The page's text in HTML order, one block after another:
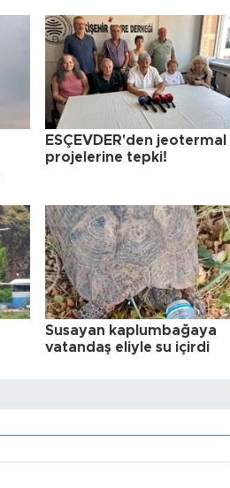
ESÇEVDER'den jeotermal
projelerine tepki!
Susayan kaplumbağaya
vatandaş eliyle su içirdi